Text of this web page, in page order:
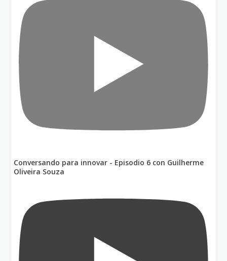
Conversando para innovar - Episodio 6 con Guilherme
Oliveira Souza